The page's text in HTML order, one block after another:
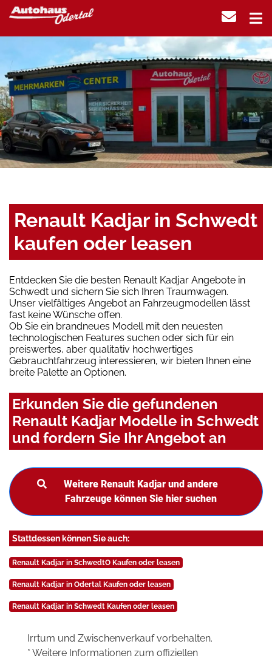
Renault Kadjar in Schwedt
kaufen oder leasen
Entdecken Sie die besten Renault Kadjar Angebote in
Schwedt und sichern Sie sich Ihren Traumwagen.
Unser vielfältiges Angebot an Fahrzeugmodellen lässt
fast keine Wünsche offen.
Ob Sie ein brandneues Modell mit den neuesten
technologischen Features suchen oder sich für ein
preiswertes, aber qualitativ hochwertiges
Gebrauchtfahrzeug interessieren, wir bieten Ihnen eine
breite Palette an Optionen.
Erkunden Sie die gefundenen
Renault Kadjar Modelle in Schwedt
und fordern Sie Ihr Angebot an
Weitere Renault Kadjar und andere
Fahrzeuge können Sie hier suchen
Stattdessen können Sie auch:
Renault Kadjar in SchwedtO Kaufen oder leasen
Renault Kadjar in Odertal Kaufen oder leasen
Renault Kadjar in Schwedt Kaufen oder leasen
Irrtum und Zwischenverkauf vorbehalten.
* Weitere Informationen zum offiziellen